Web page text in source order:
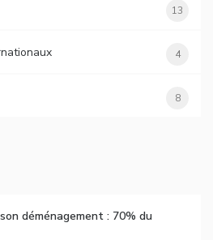
13
4
8
déménagement : 70% du